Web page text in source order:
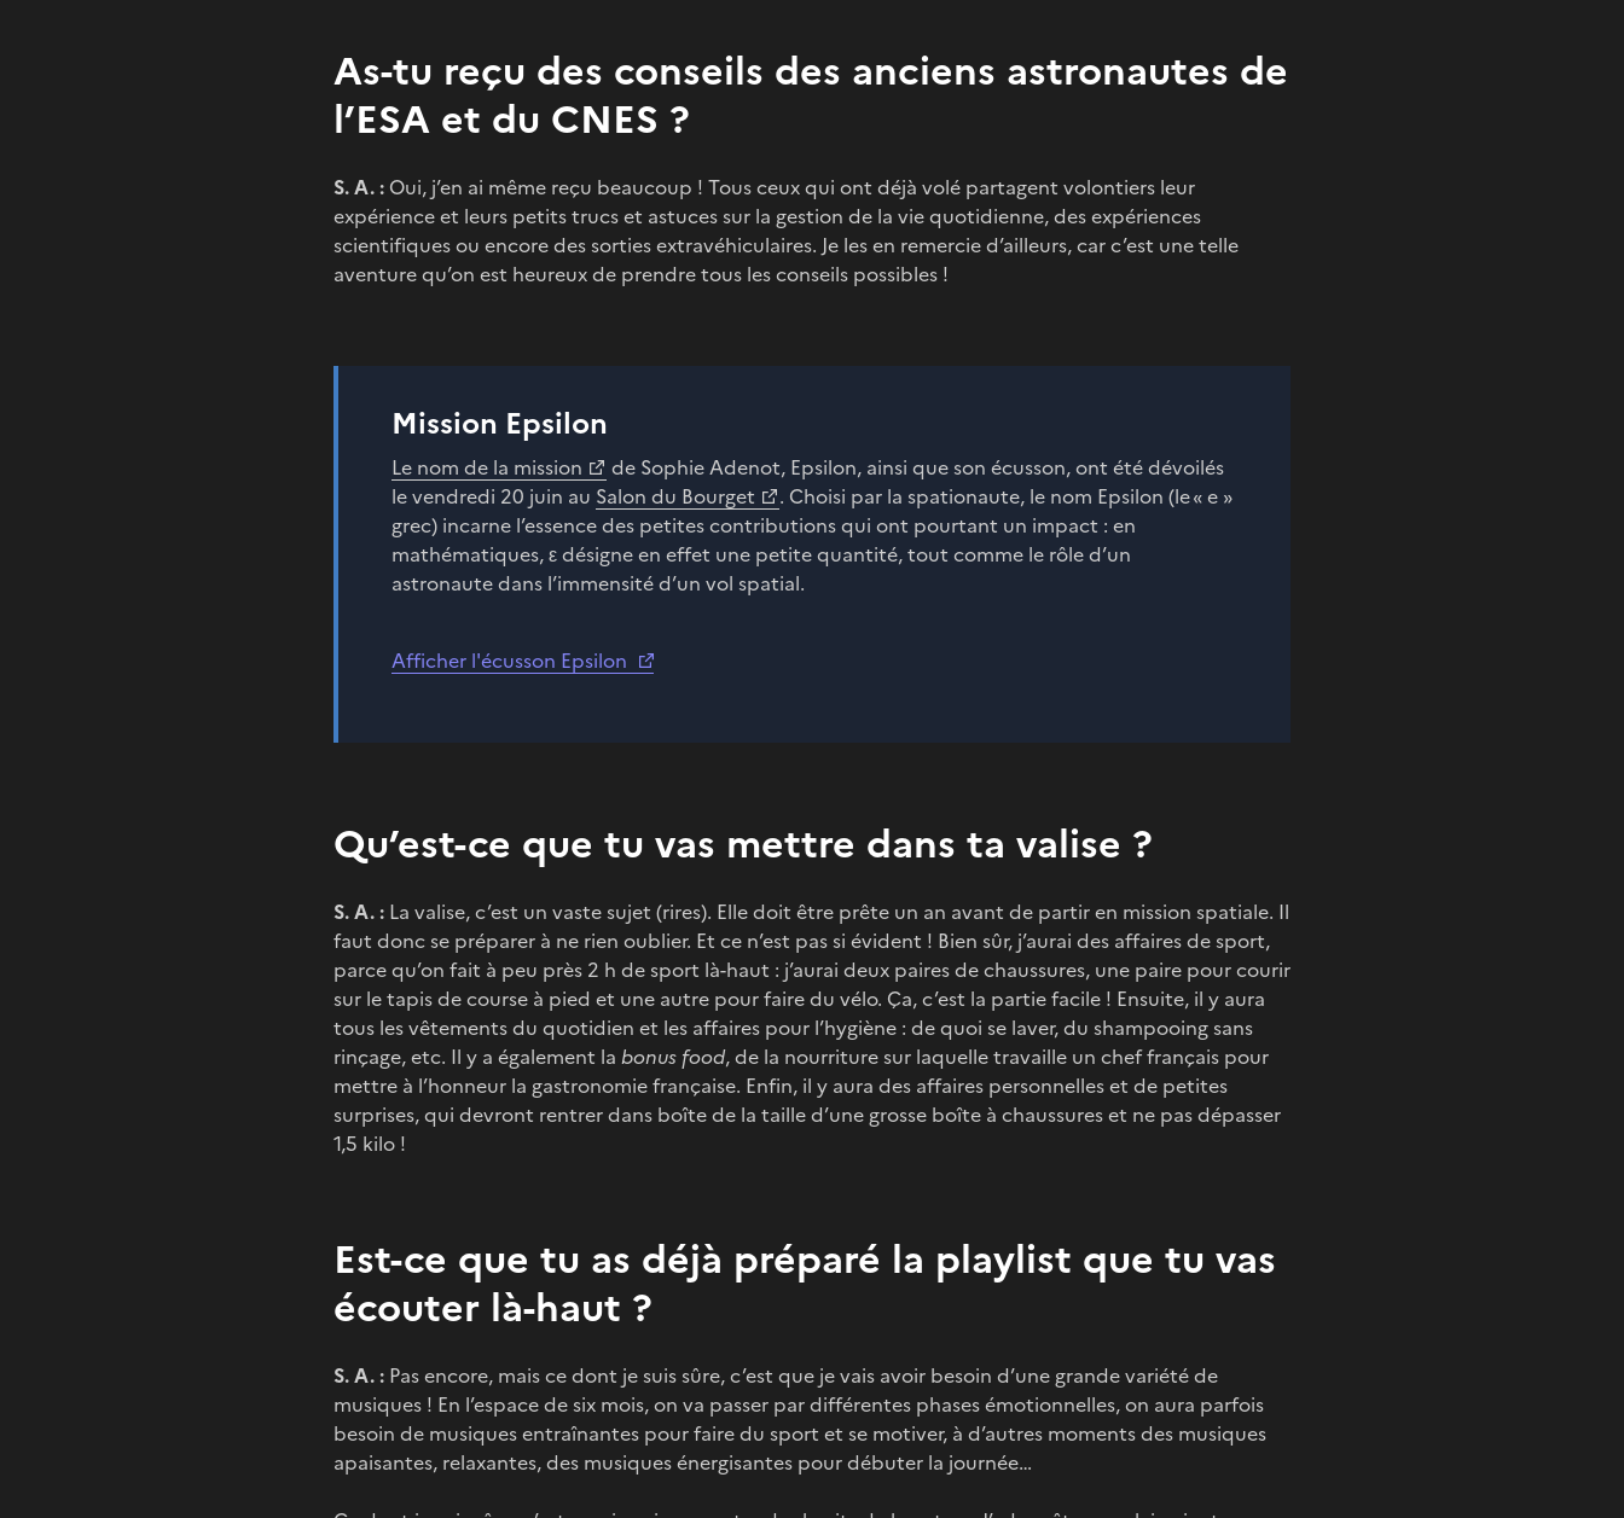
As-tu reçu des conseils des anciens astronautes de
l’ESA et du CNES ?
S. A. : Oui, j’en ai même reçu beaucoup ! Tous ceux qui ont déjà volé partagent volontiers leur
expérience et leurs petits trucs et astuces sur la gestion de la vie quotidienne, des expériences
scientifiques ou encore des sorties extravéhiculaires. Je les en remercie d’ailleurs, car c’est une telle
aventure qu’on est heureux de prendre tous les conseils possibles !
Mission Epsilon
Le nom de la mission
de Sophie Adenot, Epsilon, ainsi que son écusson, ont été dévoilés
le vendredi 20 juin au Salon du Bourget
. Choisi par la spationaute, le nom Epsilon (le « e »
grec) incarne l’essence des petites contributions qui ont pourtant un impact : en
mathématiques, ε désigne en effet une petite quantité, tout comme le rôle d’un
astronaute dans l’immensité d’un vol spatial.
Afficher l'écusson Epsilon
Qu’est-ce que tu vas mettre dans ta valise ?
S. A. : La valise, c’est un vaste sujet (rires). Elle doit être prête un an avant de partir en mission spatiale. Il
faut donc se préparer à ne rien oublier. Et ce n’est pas si évident ! Bien sûr, j’aurai des affaires de sport,
parce qu’on fait à peu près 2 h de sport là-haut : j’aurai deux paires de chaussures, une paire pour courir
sur le tapis de course à pied et une autre pour faire du vélo. Ça, c’est la partie facile ! Ensuite, il y aura
tous les vêtements du quotidien et les affaires pour l’hygiène : de quoi se laver, du shampooing sans
rinçage, etc. Il y a également la bonus food, de la nourriture sur laquelle travaille un chef français pour
mettre à l’honneur la gastronomie française. Enfin, il y aura des affaires personnelles et de petites
surprises, qui devront rentrer dans boîte de la taille d’une grosse boîte à chaussures et ne pas dépasser
1,5 kilo !
Est-ce que tu as déjà préparé la playlist que tu vas
écouter là-haut ?
S. A. : Pas encore, mais ce dont je suis sûre, c’est que je vais avoir besoin d’une grande variété de
musiques ! En l’espace de six mois, on va passer par différentes phases émotionnelles, on aura parfois
besoin de musiques entraînantes pour faire du sport et se motiver, à d’autres moments des musiques
apaisantes, relaxantes, des musiques énergisantes pour débuter la journée…